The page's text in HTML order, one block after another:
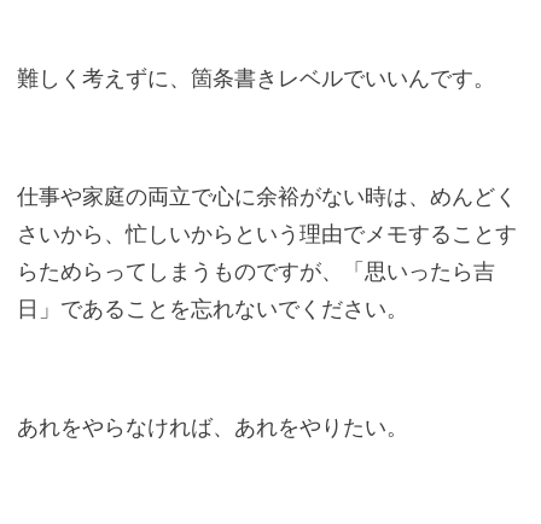
難しく考えずに、箇条書きレベルでいいんです。
仕事や家庭の両立で心に余裕がない時は、めんどく
さいから、忙しいからという理由でメモすることす
らためらってしまうものですが、「思いったら吉
日」であることを忘れないでください。
あれをやらなければ、あれをやりたい。